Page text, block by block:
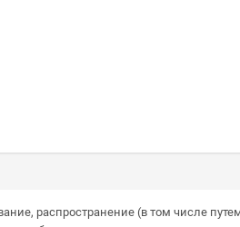
распространение (в том числе